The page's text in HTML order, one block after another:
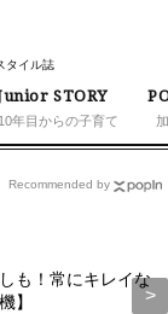
タイル誌
STORY
年目からの子育て
も！常にキレイな
】
Recommended by